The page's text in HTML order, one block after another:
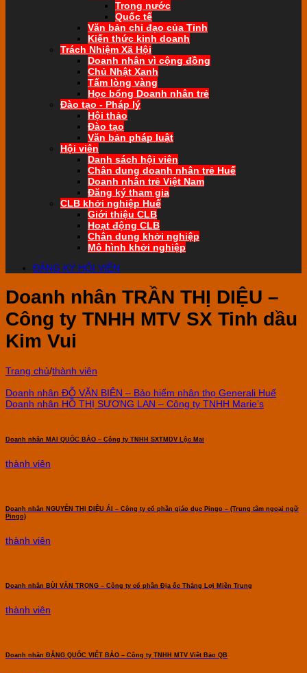
Trong nước
Quốc tế
Văn bản chỉ đạo của Tỉnh
Kiến thức kinh doanh
Trách Nhiệm Xã Hội
Doanh nhân vì cộng đồng
Chủ Nhật Xanh
Tấm lòng vàng
Học bổng Doanh nhân trẻ
Đào tạo - Pháp lý
Hội thảo
Đào tạo
Văn bản pháp luật
Hội viên
Danh sách hội viên
Chân dung doanh nhân trẻ Huế
Doanh nhân trẻ Việt Nam
Đăng ký tham gia
CLB khởi nghiệp Huế
Giới thiệu CLB
Hoạt động CLB
Chân dung khởi nghiệp
Mô hình khởi nghiệp
ĐĂNG KÝ HỘI VIÊN
Doanh nhân TRẦN THỊ DIỆU –
Công ty TNHH MTV SX Tinh dầu
Kim Vui
Trang chủ/thành viên
Doanh nhân ĐỖ VĂN BIÊN – Bảo hiểm nhân thọ Generali Huế
Doanh nhân HỒ THỊ SƯƠNG LAN – Công ty TNHH Marie’s
Doanh nhân MAI QUỐC BẢO – Công ty TNHH SXTMDV Lộc Mai
thành viên
Doanh nhân NGUYỄN THỊ DIỆU ÁI – Công ty cổ phần giáo dục Pingo – (Trung tâm ngoại ngữ
Pingo)
thành viên
Doanh nhân BÙI VĂN TRỌNG – Công ty cổ phần Địa ốc Thắng Lợi Miền Trung
thành viên
Doanh nhân ĐẶNG QUỐC VIẾT BẢO – Công ty TNHH MTV Viết Bảo QB